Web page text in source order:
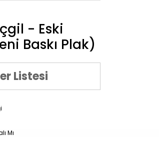
- Eski
Baskı Plak)
Listesi
Mı